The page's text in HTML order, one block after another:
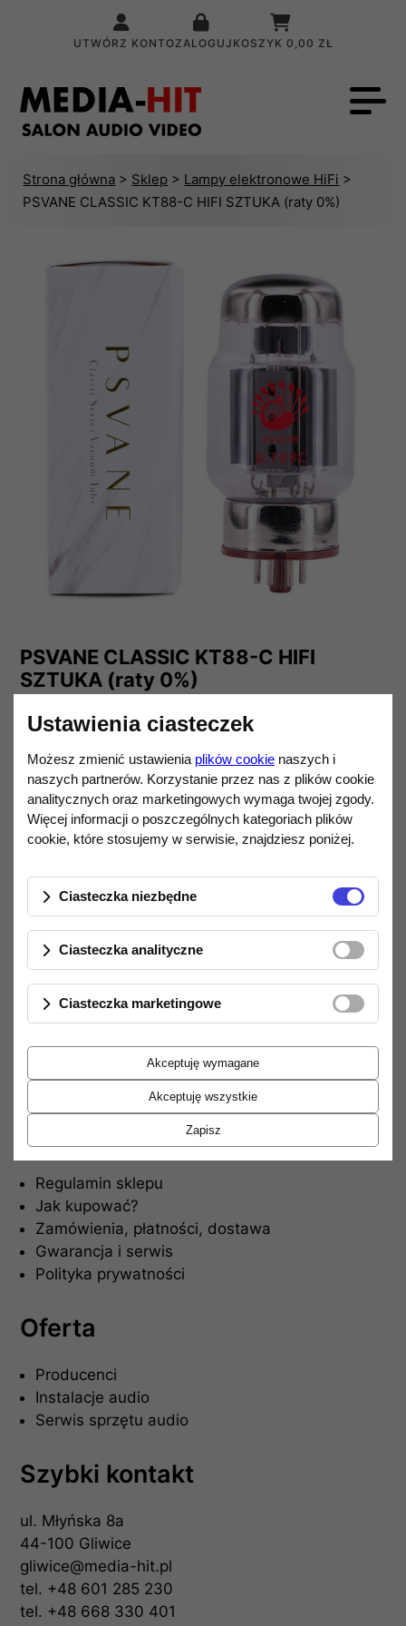
UTWÓRZ KONTOZALOGUJ KOSZYK 0,00 ZŁ
Strona główna > Sklep > Lampy elektronowe HiFi >
PSVANE CLASSIC KT88-C HIFI SZTUKA (raty 0%)
PSVANE CLASSIC KT88-C HIFI
SZTUKA (raty 0%)
220,00 zł
Darmowa dostawa od 1 200,00 zł.
Ilość DO KOSZYKA
Opis produktu
Informacje
Regulamin sklepu
Jak kupować?
Zamówienia, płatności, dostawa
Gwarancja i serwis
Polityka prywatności
Oferta
Producenci
Instalacje audio
Serwis sprzętu audio
Szybki kontakt
ul. Młyńska 8a
44-100 Gliwice
gliwice@media-hit.pl
tel. +48 601 285 230
tel. +48 668 330 401
Ustawienia ciasteczek
Możesz zmienić ustawienia plików cookie naszych i
naszych partnerów. Korzystanie przez nas z plików cookie
analitycznych oraz marketingowych wymaga twojej zgody.
Więcej informacji o poszczególnych kategoriach plików
cookie, które stosujemy w serwisie, znajdziesz poniżej.
Ciasteczka niezbędne
Ciasteczka analityczne
Ciasteczka marketingowe
Akceptuję wymagane
Akceptuję wszystkie
Zapisz